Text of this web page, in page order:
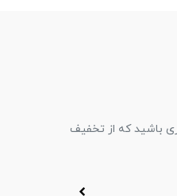
باشید که از تخفیف